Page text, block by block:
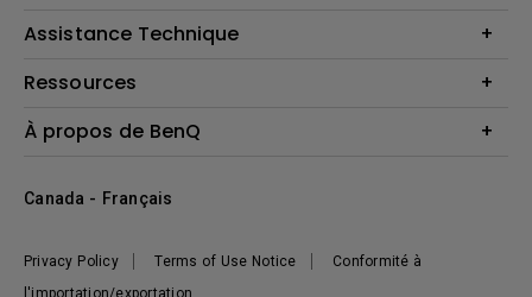
Éclairage
Haut-parleur
Business Display
Assistance Technique
Contactez-nous
Recycling
Ressources
Centre de connaissances
À propos de BenQ
Développement durable
Privacy Policy
Terms of Use Notice
Conformité à
l'importation/exportation
Canada - Français